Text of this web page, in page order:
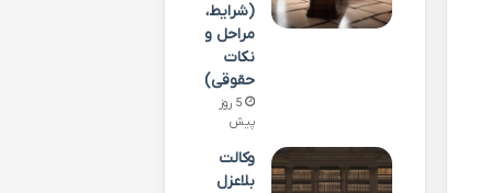
(شرایط،
مراحل و
نکات
حقوقی)
5 روز
پیش
وکالت
بلاعزل